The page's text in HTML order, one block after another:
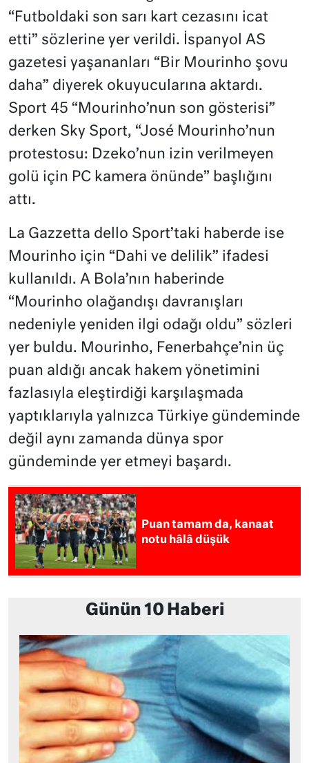
“Futboldaki son sarı kart cezasını icat
etti” sözlerine yer verildi. İspanyol AS
gazetesi yaşananları “Bir Mourinho şovu
daha” diyerek okuyucularına aktardı.
Sport 45 “Mourinho’nun son gösterisi”
derken Sky Sport, “José Mourinho’nun
protestosu: Dzeko’nun izin verilmeyen
golü için PC kamera önünde” başlığını
attı.
La Gazzetta dello Sport’taki haberde ise
Mourinho için “Dahi ve delilik” ifadesi
kullanıldı. A Bola’nın haberinde
“Mourinho olağandışı davranışları
nedeniyle yeniden ilgi odağı oldu” sözleri
yer buldu. Mourinho, Fenerbahçe’nin üç
puan aldığı ancak hakem yönetimini
fazlasıyla eleştirdiği karşılaşmada
yaptıklarıyla yalnızca Türkiye gündeminde
değil aynı zamanda dünya spor
gündeminde yer etmeyi başardı.
Puan tamam da, kanaat
notu hâlâ düşük
Günün 10 Haberi